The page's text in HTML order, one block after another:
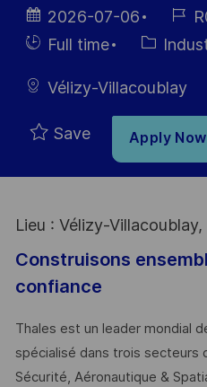
Posted
Date
2026-07-06
Job
Id
HiringFull time Category
Vélizy-Villacoublay
Save Apply Now
Lieu : Vélizy-
Construisons
confiance
Thales est un leader mondial
spécialisé dans trois secteurs
Sécurité, Aéronautique &